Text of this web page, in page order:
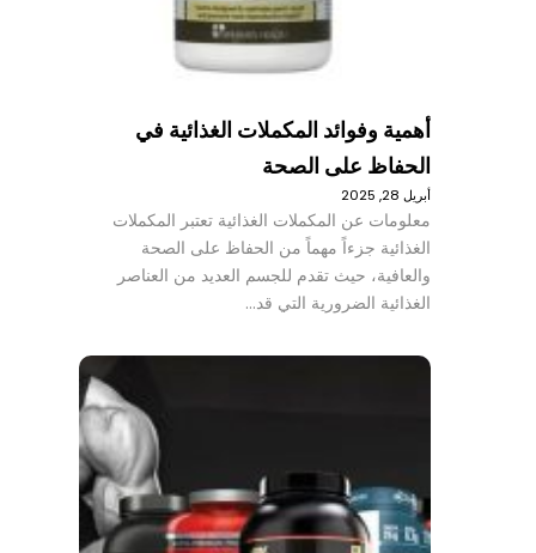
أهمية وفوائد المكملات الغذائية في
الحفاظ على الصحة
أبريل 28, 2025
معلومات عن المكملات الغذائية تعتبر المكملات
الغذائية جزءاً مهماً من الحفاظ على الصحة
والعافية، حيث تقدم للجسم العديد من العناصر
الغذائية الضرورية التي قد…